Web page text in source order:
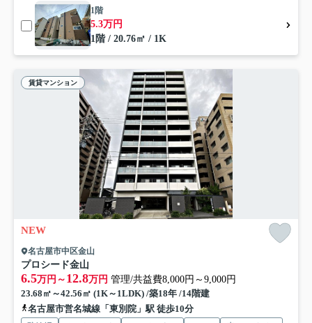
1階
5.3万円
1階 / 20.76㎡ / 1K
賃貸マンション
NEW
名古屋市中区金山
プロシード金山
6.5万円～ 12.8万円 管理/共益費8,000円～9,000円
23.68㎡～42.56㎡ (1K～1LDK) /築18年 /14階建
名古屋市営名城線「東別院」駅 徒歩10分